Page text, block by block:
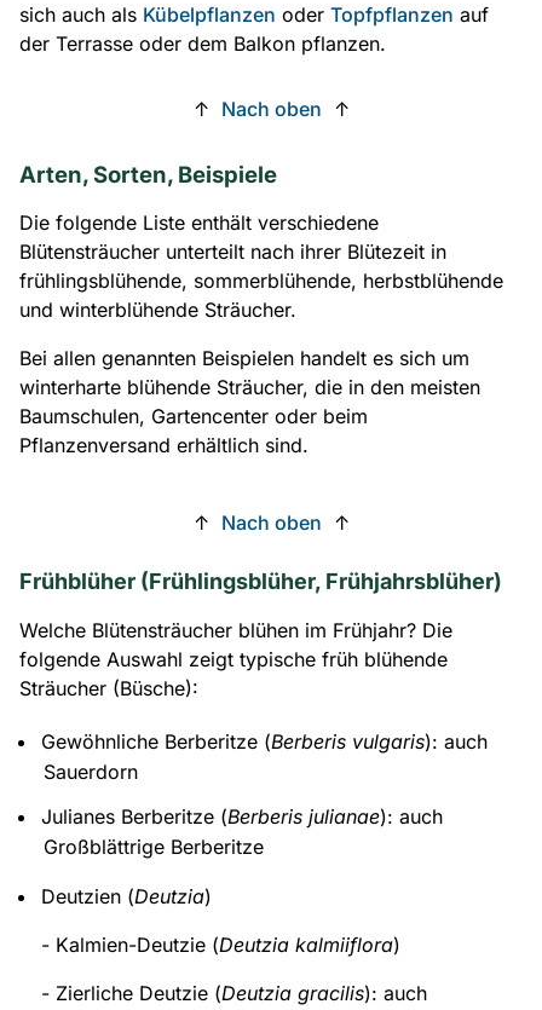
sich auch als Kübelpflanzen oder Topfpflanzen auf
der Terrasse oder dem Balkon pflanzen.
↑ Nach oben ↑
Arten, Sorten, Beispiele
Die folgende Liste enthält verschiedene
Blütensträucher unterteilt nach ihrer Blütezeit in
frühlingsblühende, sommerblühende, herbstblühende
und winterblühende Sträucher.
Bei allen genannten Beispielen handelt es sich um
winterharte blühende Sträucher, die in den meisten
Baumschulen, Gartencenter oder beim
Pflanzenversand erhältlich sind.
↑ Nach oben ↑
Frühblüher (Frühlingsblüher, Frühjahrsblüher)
Welche Blütensträucher blühen im Frühjahr? Die
folgende Auswahl zeigt typische früh blühende
Sträucher (Büsche):
Gewöhnliche Berberitze (Berberis vulgaris): auch
Sauerdorn
Julianes Berberitze (Berberis julianae): auch
Großblättrige Berberitze
Deutzien (Deutzia)
- Kalmien-Deutzie (Deutzia kalmiiflora)
- Zierliche Deutzie (Deutzia gracilis): auch